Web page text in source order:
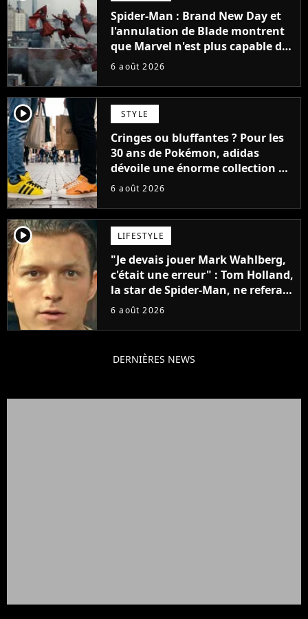
Spider-Man : Brand New Day et
l'annulation de Blade montrent
que Marvel n'est plus capable de
faire quoi que ce soit de simple
6 août 2026
player2 STYLE
Cringes ou bluffantes ? Pour les
30 ans de Pokémon, adidas
dévoile une énorme collection de
sneakers et je ne sais pas quoi en
6 août 2026
player2 LIFESTYLE
"Je devais jouer Mark Wahlberg,
c'était une erreur" : Tom Holland,
la star de Spider-Man, ne referait
pas ce blockbuster
6 août 2026
DERNIÈRES NEWS